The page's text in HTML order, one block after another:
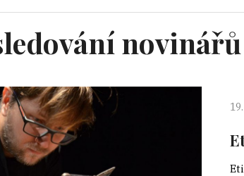
novinářů